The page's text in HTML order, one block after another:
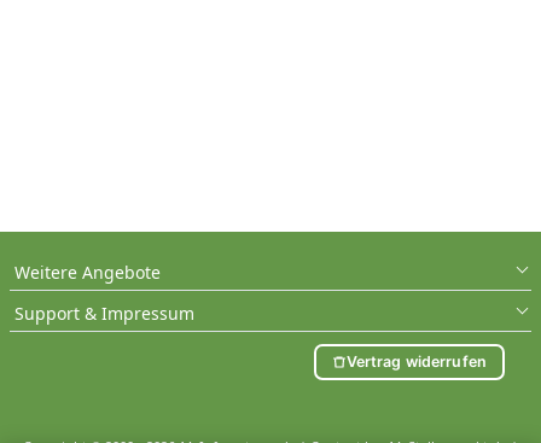
Weitere Angebote
Support & Impressum
Vertrag widerrufen